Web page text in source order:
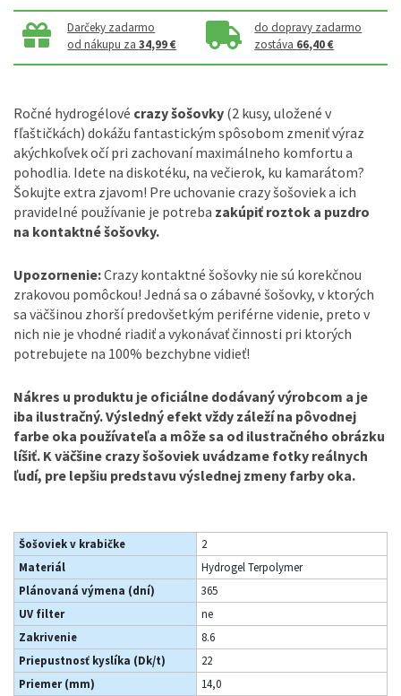
Darčeky zadarmo
od nákupu za34,99 €
do dopravy zadarmo
zostáva 66,40 €
Ročné hydrogélové crazy šošovky (2 kusy, uložené v
fľaštičkách) dokážu fantastickým spôsobom zmeniť výraz
akýchkoľvek očí pri zachovaní maximálneho komfortu a
pohodlia. Idete na diskotéku, na večierok, ku kamarátom?
Šokujte extra zjavom! Pre uchovanie crazy šošoviek a ich
pravidelné používanie je potreba zakúpiť roztok a puzdro
na kontaktné šošovky.
Upozornenie:Crazy kontaktné šošovky nie sú korekčnou
zrakovou pomôckou! Jedná sa o zábavné šošovky, v ktorých
sa väčšinou zhorší predovšetkým periférne videnie, preto v
nich nie je vhodné riadiť a vykonávať činnosti pri ktorých
potrebujete na 100% bezchybne vidieť!
Nákres u produktu je oficiálne dodávaný výrobcom a je
iba ilustračný. Výsledný efekt vždy záleží na pôvodnej
farbe oka používateľa a môže sa od ilustračného obrázku
líšiť. K väčšine crazy šošoviek uvádzame fotky reálnych
ľudí, pre lepšiu predstavu výslednej zmeny farby oka.
Šošoviek v krabičke
2
Materiál
Hydrogel Terpolymer
Plánovaná výmena (dní)
365
UV filter
ne
Zakrivenie
8.6
Priepustnosť kyslíka (Dk/t)
22
Priemer (mm)
14,0